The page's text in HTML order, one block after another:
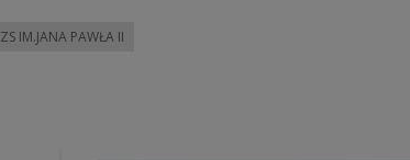
ZS IM.JANA PAWŁA II